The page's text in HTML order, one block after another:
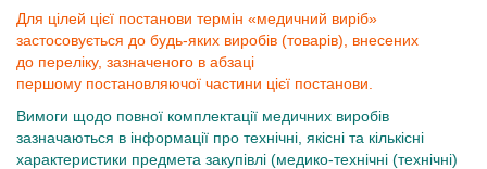
Для цілей цієї постанови термін «медичний виріб»
застосовується до будь-яких виробів (товарів), внесених
до переліку, зазначеного в абзаці
першому постановляючої частини цієї постанови.
Вимоги щодо повної комплектації медичних виробів
зазначаються в інформації про технічні, якісні та кількісні
характеристики предмета закупівлі (медико-технічні (технічні)